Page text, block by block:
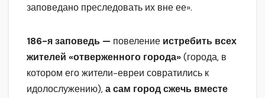
заповедано преследовать их вне ее».
186-я заповедь — повеление истребить всех
жителей «отверженного города»(города, в
котором его жители-евреи совратились к
идолослужению),а сам город сжечь вместе